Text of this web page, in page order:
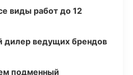
виды работ до 12
ведущих брендов
подменный